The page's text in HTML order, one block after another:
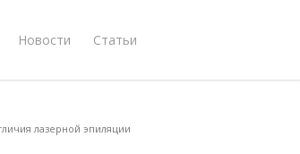
Новости Статьи
лазерной эпиляции